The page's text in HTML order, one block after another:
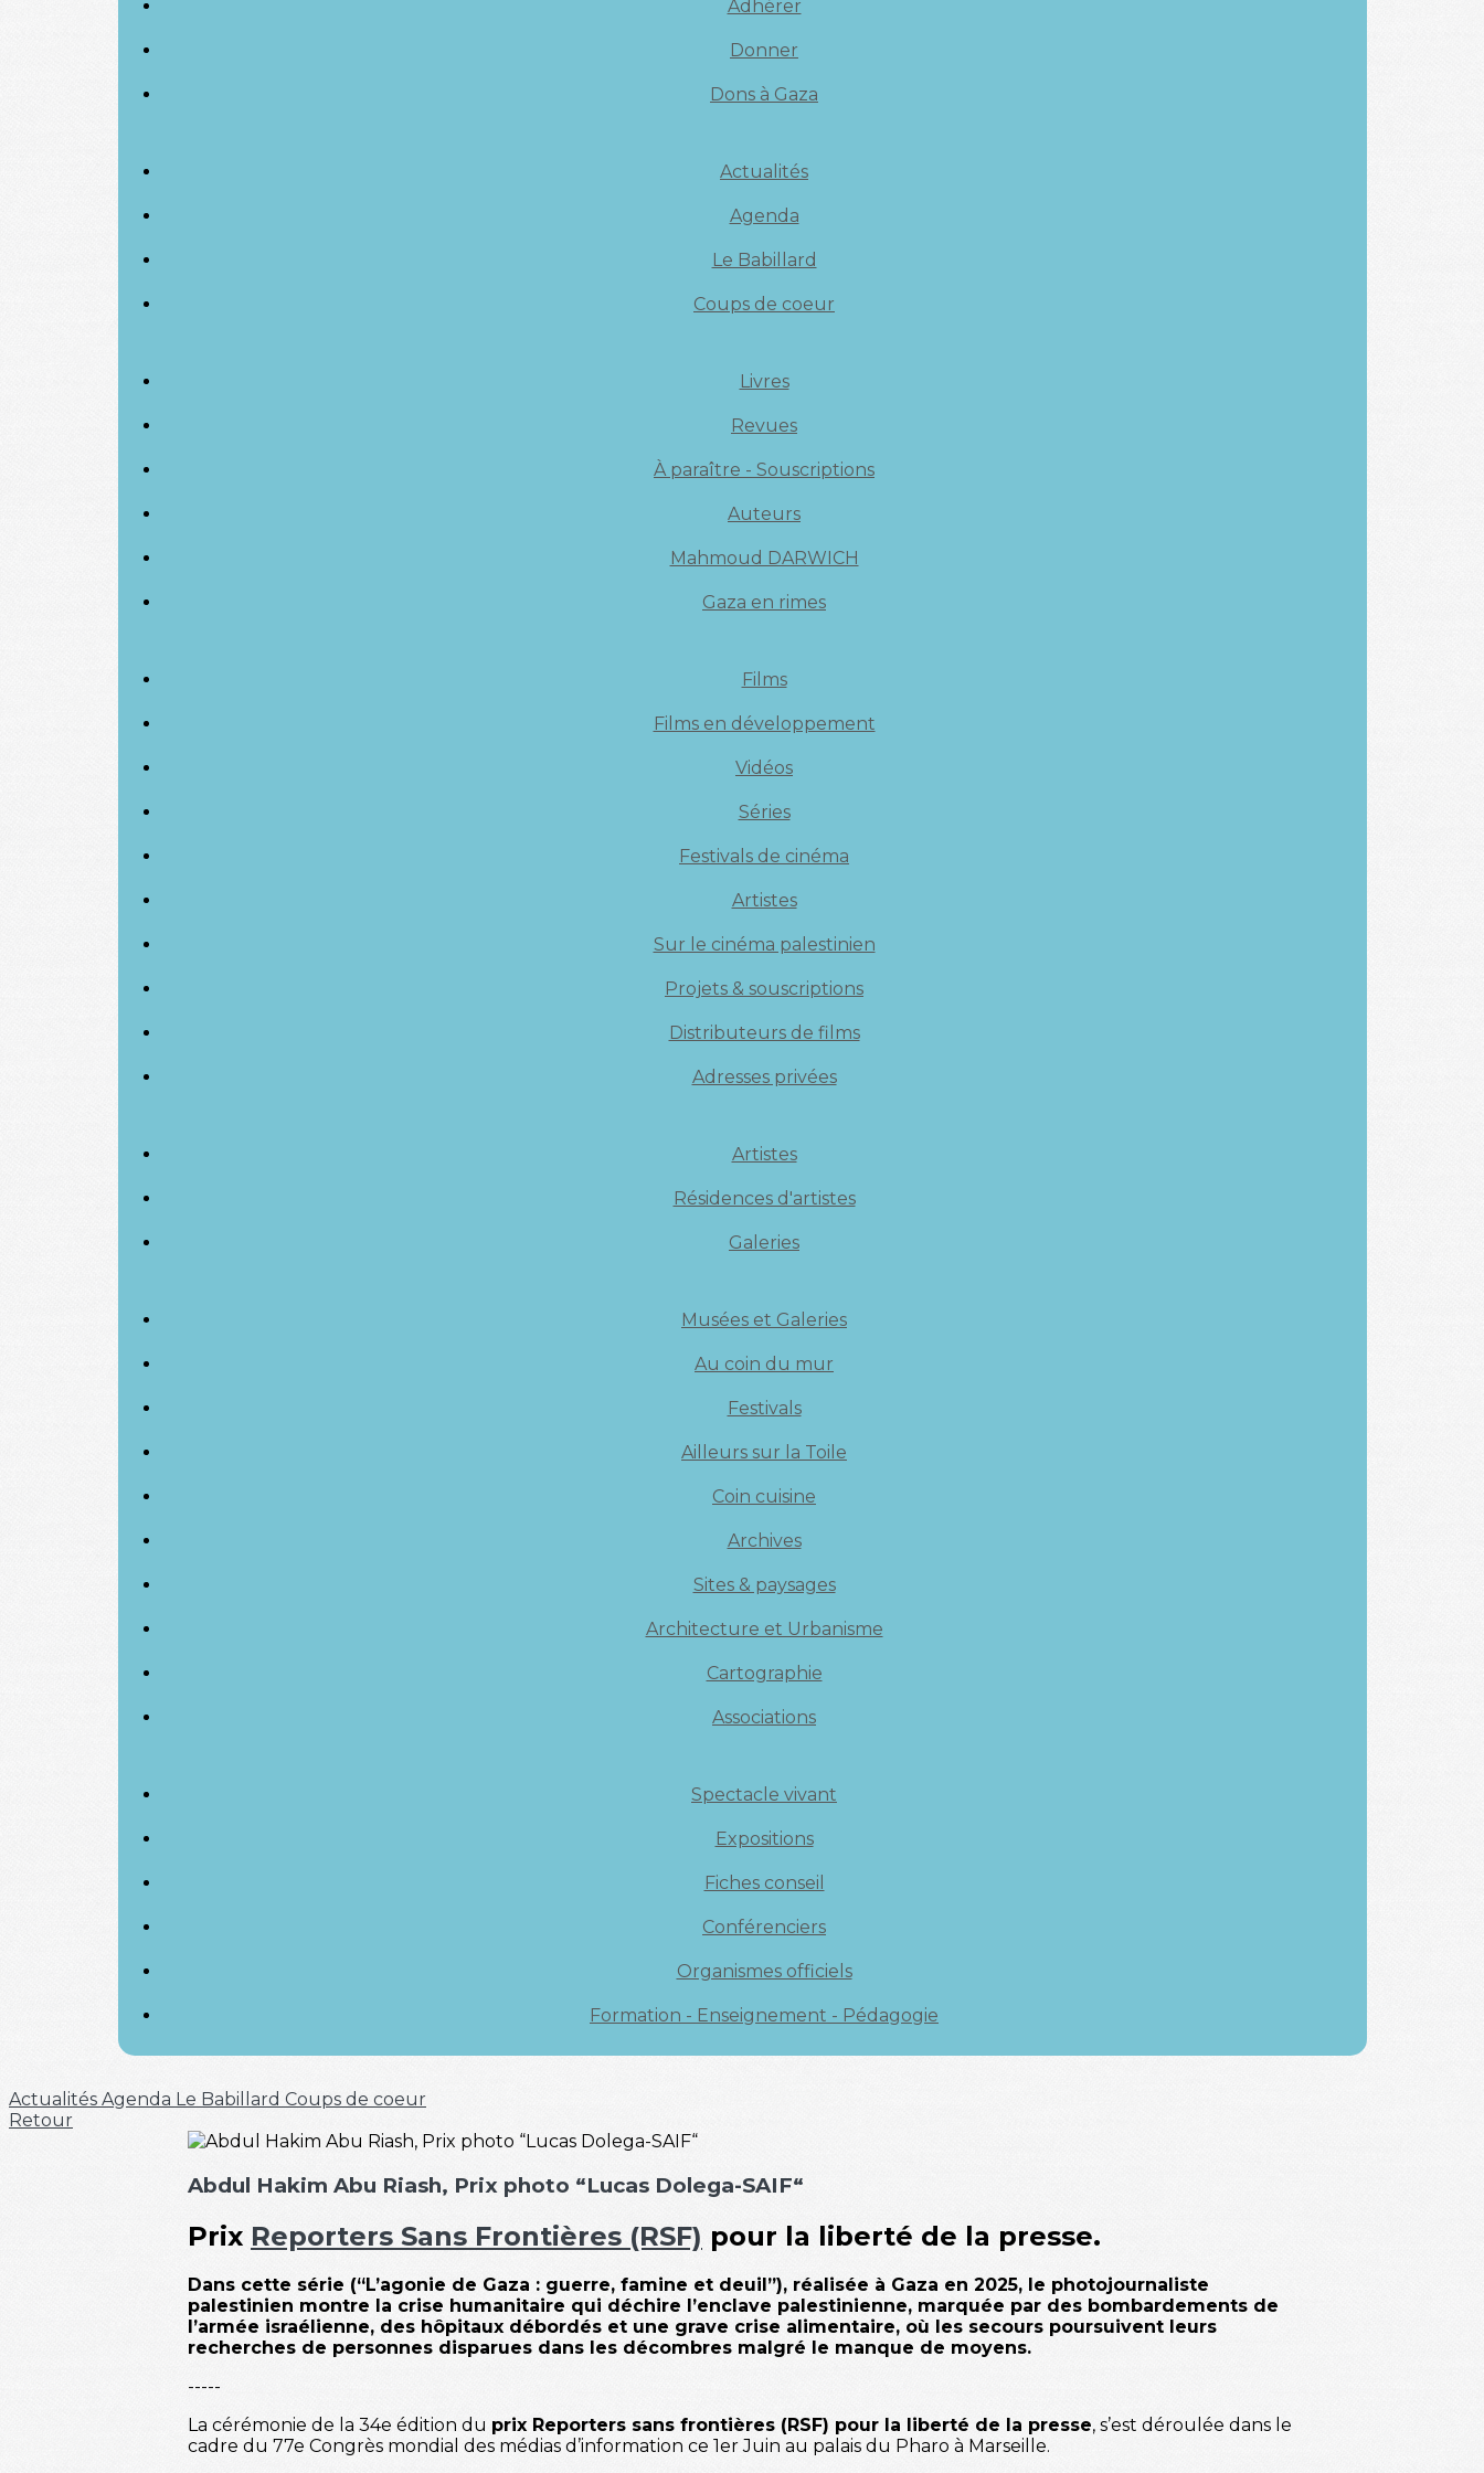
Adhérer
Donner
Dons à Gaza
Actualités
Agenda
Le Babillard
Coups de coeur
Livres
Revues
À paraître - Souscriptions
Auteurs
Mahmoud DARWICH
Gaza en rimes
Films
Films en développement
Vidéos
Séries
Festivals de cinéma
Artistes
Sur le cinéma palestinien
Projets & souscriptions
Distributeurs de films
Adresses privées
Artistes
Résidences d'artistes
Galeries
Musées et Galeries
Au coin du mur
Festivals
Ailleurs sur la Toile
Coin cuisine
Archives
Sites & paysages
Architecture et Urbanisme
Cartographie
Associations
Spectacle vivant
Expositions
Fiches conseil
Conférenciers
Organismes officiels
Formation - Enseignement - Pédagogie
Actualités Agenda Le Babillard Coups de coeur
Retour
Abdul Hakim Abu Riash, Prix photo “Lucas Dolega-SAIF“
Prix Reporters Sans Frontières (RSF) pour la liberté de la presse.
Dans cette série (“L’agonie de Gaza : guerre, famine et deuil”), réalisée à Gaza en 2025, le photojournaliste
palestinien montre la crise humanitaire qui déchire l’enclave palestinienne, marquée par des bombardements de
l’armée israélienne, des hôpitaux débordés et une grave crise alimentaire, où les secours poursuivent leurs
recherches de personnes disparues dans les décombres malgré le manque de moyens.
-----
La cérémonie de la 34e édition du prix Reporters sans frontières (RSF) pour la liberté de la presse, s’est déroulée dans le
cadre du 77e Congrès mondial des médias d’information ce 1er Juin au palais du Pharo à Marseille.